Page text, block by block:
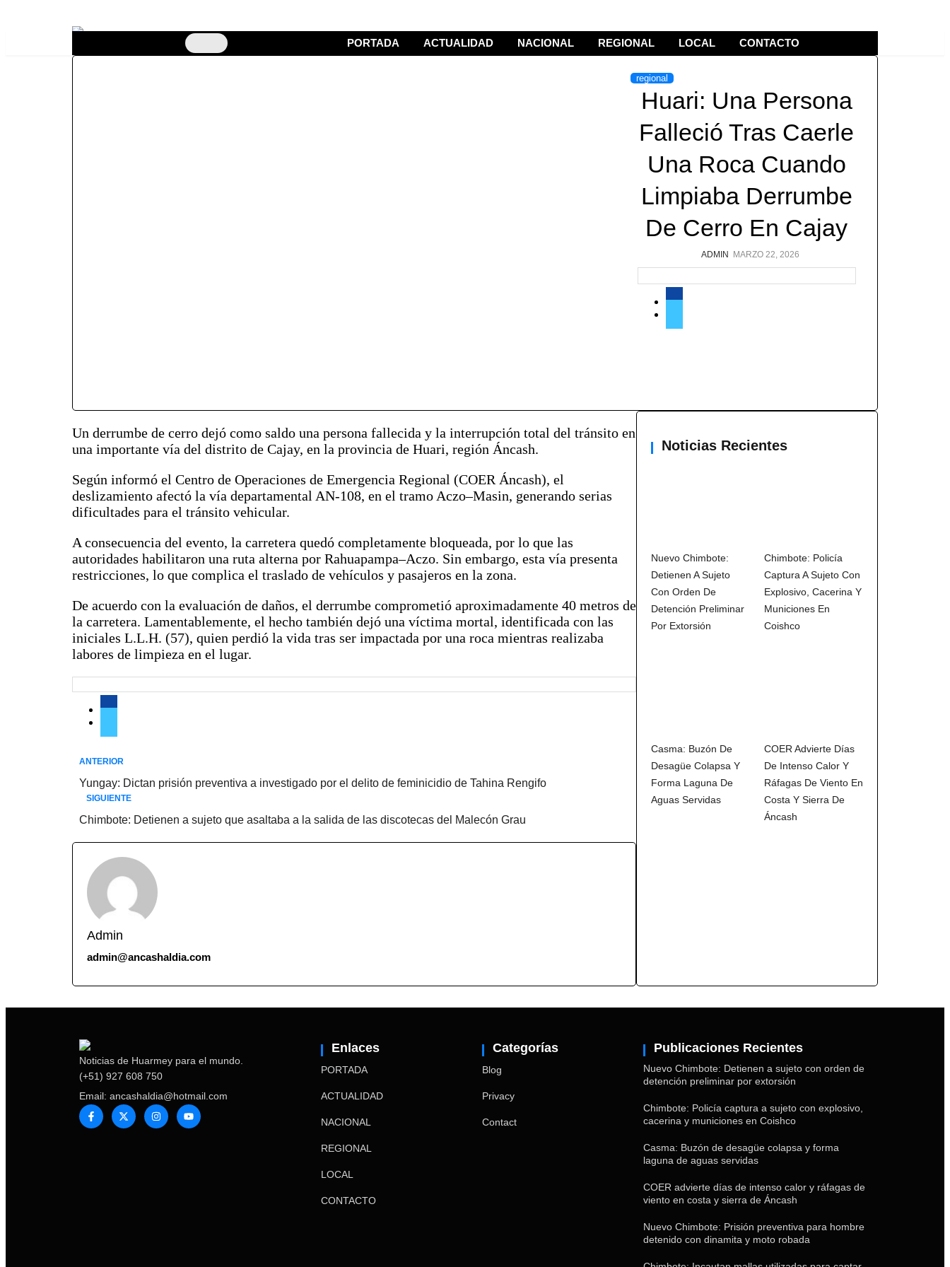
PORTADA ACTUALIDAD NACIONAL REGIONAL LOCAL CONTACTO
regional
Huari: Una Persona
Falleció Tras Caerle
Una Roca Cuando
Limpiaba Derrumbe
De Cerro En Cajay
ADMIN MARZO 22, 2026
Un derrumbe de cerro dejó como saldo una persona fallecida y la interrupción total del tránsito en
una importante vía del distrito de Cajay, en la provincia de Huari, región Áncash.
Según informó el Centro de Operaciones de Emergencia Regional (COER Áncash), el
deslizamiento afectó la vía departamental AN-108, en el tramo Aczo–Masin, generando serias
dificultades para el tránsito vehicular.
A consecuencia del evento, la carretera quedó completamente bloqueada, por lo que las
autoridades habilitaron una ruta alterna por Rahuapampa–Aczo. Sin embargo, esta vía presenta
restricciones, lo que complica el traslado de vehículos y pasajeros en la zona.
De acuerdo con la evaluación de daños, el derrumbe comprometió aproximadamente 40 metros de
la carretera. Lamentablemente, el hecho también dejó una víctima mortal, identificada con las
iniciales L.L.H. (57), quien perdió la vida tras ser impactada por una roca mientras realizaba
labores de limpieza en el lugar.
ANTERIOR
Yungay: Dictan prisión preventiva a investigado por el delito de feminicidio de Tahina Rengifo
SIGUIENTE
Chimbote: Detienen a sujeto que asaltaba a la salida de las discotecas del Malecón Grau
Admin
admin@ancashaldia.com
Noticias Recientes
Nuevo Chimbote:
Detienen A Sujeto
Con Orden De
Detención Preliminar
Por Extorsión
Chimbote: Policía
Captura A Sujeto Con
Explosivo, Cacerina Y
Municiones En
Coishco
Casma: Buzón De
Desagüe Colapsa Y
Forma Laguna De
Aguas Servidas
COER Advierte Días
De Intenso Calor Y
Ráfagas De Viento En
Costa Y Sierra De
Áncash
Noticias de Huarmey para el mundo.
(+51) 927 608 750
Email: ancashaldia@hotmail.com
Enlaces
PORTADA
ACTUALIDAD
NACIONAL
REGIONAL
LOCAL
CONTACTO
Categorías
Blog
Privacy
Contact
Publicaciones Recientes
Nuevo Chimbote: Detienen a sujeto con orden de
detención preliminar por extorsión
Chimbote: Policía captura a sujeto con explosivo,
cacerina y municiones en Coishco
Casma: Buzón de desagüe colapsa y forma
laguna de aguas servidas
COER advierte días de intenso calor y ráfagas de
viento en costa y sierra de Áncash
Nuevo Chimbote: Prisión preventiva para hombre
detenido con dinamita y moto robada